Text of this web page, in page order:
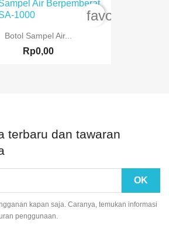
Botol Sampel Air...
Rp0,00
terbaru dan tawaran
kapan saja. Caranya, temukan informasi
penggunaan.